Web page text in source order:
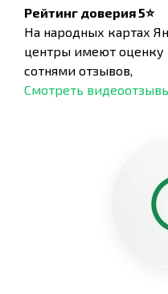
Рейтинг доверия 5⭐
На народных картах
центры имеют оценку
сотнями отзывов,
Смотреть